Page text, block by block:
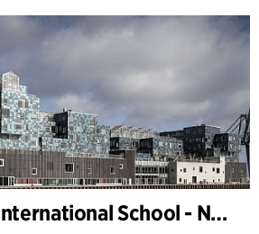
Copenhagen International School - Nordhavn